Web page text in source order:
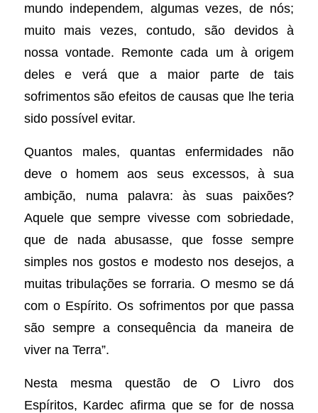
mundo independem, algumas vezes, de nós;
muito mais vezes, contudo, são devidos à
nossa vontade. Remonte cada um à origem
deles e verá que a maior parte de tais
sofrimentos são efeitos de causas que lhe teria
sido possível evitar.
Quantos males, quantas enfermidades não
deve o homem aos seus excessos, à sua
ambição, numa palavra: às suas paixões?
Aquele que sempre vivesse com sobriedade,
que de nada abusasse, que fosse sempre
simples nos gostos e modesto nos desejos, a
muitas tribulações se forraria. O mesmo se dá
com o Espírito. Os sofrimentos por que passa
são sempre a consequência da maneira de
viver na Terra”.
Nesta mesma questão de O Livro dos
Espíritos, Kardec afirma que se for de nossa